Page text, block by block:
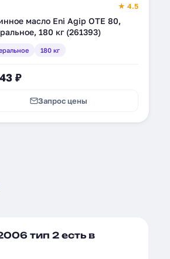
★ 4.5
масло Eni Agip OTE 80,
180 кг (261393)
180 кг
₽
Запрос цены
тип 2 есть в